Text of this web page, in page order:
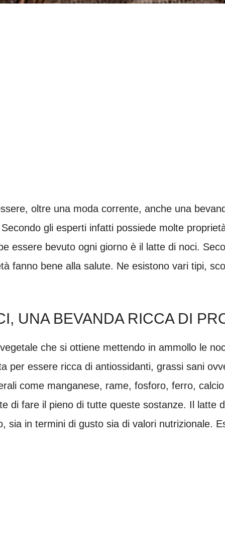
oltre una moda corrente, anche una
gli esperti infatti possiede molte
essere bevuto ogni giorno è il latte di noci.
fanno bene alla salute. Ne esistono vari tipi,
UNA BEVANDA RICCA DI
che si ottiene mettendo in ammollo le
per essere ricca di antiossidanti, grassi sani
come manganese, rame, fosforo, ferro,
di fare il pieno di tutte queste sostanze. Il latte
sia in termini di gusto sia di valori nutrizionale.